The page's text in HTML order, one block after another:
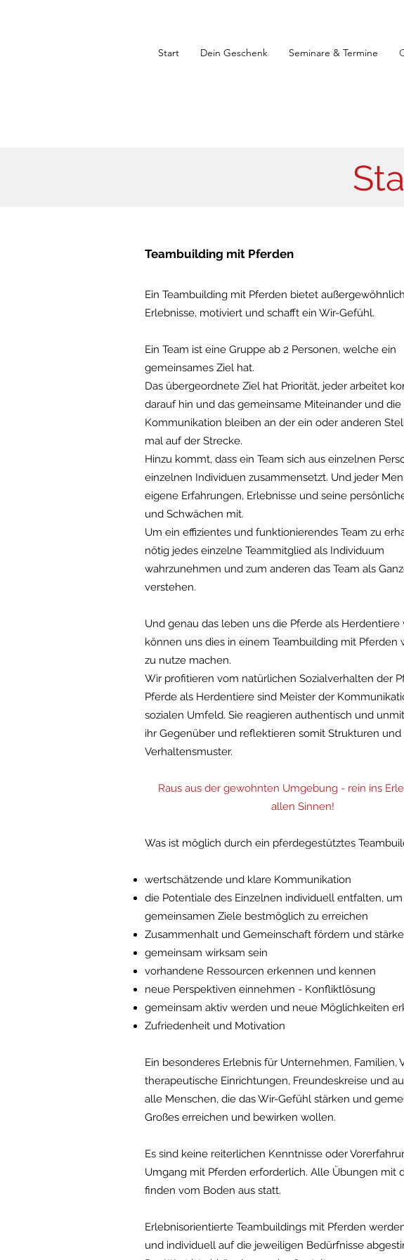
Start Dein Geschenk Seminare & Termine
Teambuilding mit Pferden
Ein Teambuilding mit Pferden bietet
Erlebnisse, motiviert und schafft ein Wir-Gefühl.
Ein Team ist eine Gruppe ab 2 Personen, welche ein
gemeinsames Ziel hat.
Das übergeordnete Ziel hat Priorität, jeder arbeitet
darauf hin und das gemeinsame Miteinander und die
Kommunikation bleiben an der ein oder anderen
mal auf der Strecke.
Hinzu kommt, dass ein Team sich aus einzelnen
einzelnen Individuen zusammensetzt. Und jeder
eigene Erfahrungen, Erlebnisse und seine
und Schwächen mit.
Um ein effizientes und funktionierendes Team zu
nötig jedes einzelne Teammitglied als Individuum
wahrzunehmen und zum anderen das Team als
verstehen.
Und genau das leben uns die Pferde als Herdentiere
können uns dies in einem Teambuilding mit Pferden
zu nutze machen.
Wir profitieren vom natürlichen Sozialverhalten der
Pferde als Herdentiere sind Meister der
sozialen Umfeld. Sie reagieren authentisch und
ihr Gegenüber und reflektieren somit Strukturen und
Verhaltensmuster.
Raus aus der gewohnten Umgebung - rein ins
allen Sinnen!
Was ist möglich durch ein pferdegestütztes
wertschätzende und klare Kommunikation
die Potentiale des Einzelnen individuell entfalten,
gemeinsamen Ziele bestmöglich zu erreichen
Zusammenhalt und Gemeinschaft fördern und
gemeinsam wirksam sein
vorhandene Ressourcen erkennen und kennen
neue Perspektiven einnehmen - Konfliktlösung
gemeinsam aktiv werden und neue Möglichkeiten
Zufriedenheit und Motivation
Ein besonderes Erlebnis für Unternehmen, Familien,
therapeutische Einrichtungen, Freundeskreise und
alle Menschen, die das Wir-Gefühl stärken und
Großes erreichen und bewirken wollen.
Es sind keine reiterlichen Kenntnisse oder
Umgang mit Pferden erforderlich. Alle Übungen mit
finden vom Boden aus statt.
Erlebnisorientierte Teambuildings mit Pferden
und individuell auf die jeweiligen Bedürfnisse